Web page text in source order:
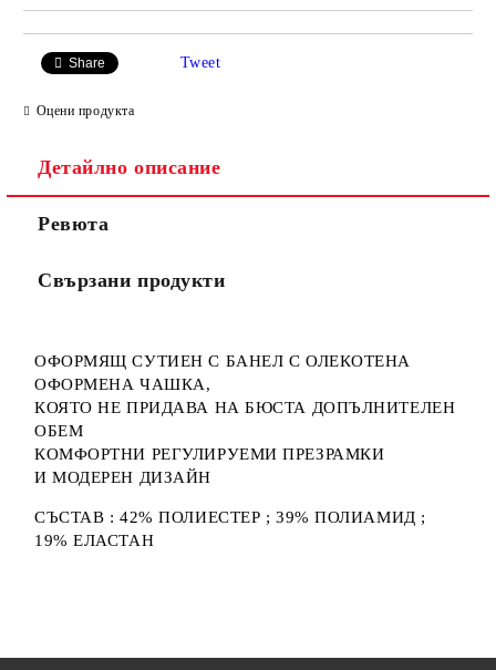
Share Tweet
Оцени продукта
Детайлно описание
Ревюта
Свързани продукти
ОФОРМЯЩ СУТИЕН С БАНЕЛ С ОЛЕКОТЕНА
ОФОРМЕНА ЧАШКА,
КОЯТО НЕ ПРИДАВА НА БЮСТА ДОПЪЛНИТЕЛЕН
ОБЕМ
КОМФОРТНИ РЕГУЛИРУЕМИ ПРЕЗРАМКИ
И МОДЕРЕН ДИЗАЙН
СЪСТАВ : 42% ПОЛИЕСТЕР ; 39% ПОЛИАМИД ;
19% ЕЛАСТАН